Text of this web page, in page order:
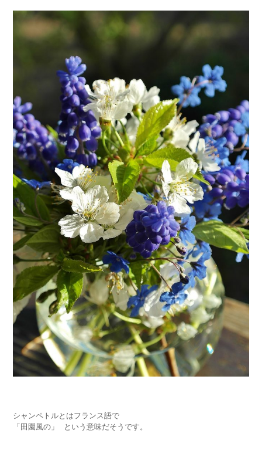
シャンペトルとはフランス語で
「田園風の」
という意味だそうです。